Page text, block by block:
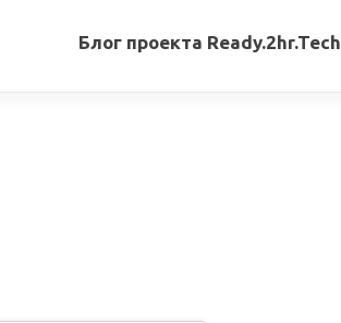
Блог проекта Ready.2hr.Tech